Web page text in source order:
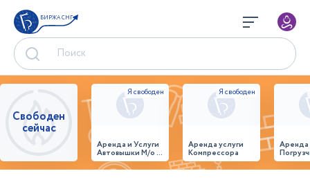
БИРЖА СНГ
Свободен
сейчас
Аренда и Услуги
Автовышки М/о г.
Домодедово
26,28,32 место
Аренда услуги
Компрессора